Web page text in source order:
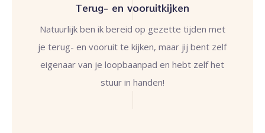
Terug- en vooruitkijken
Natuurlijk ben ik bereid op gezette tijden met
je terug- en vooruit te kijken, maar jij bent zelf
eigenaar van je loopbaanpad en hebt zelf het
stuur in handen!